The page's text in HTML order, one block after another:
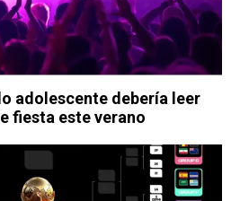
adolescente debería leer
fiesta este verano